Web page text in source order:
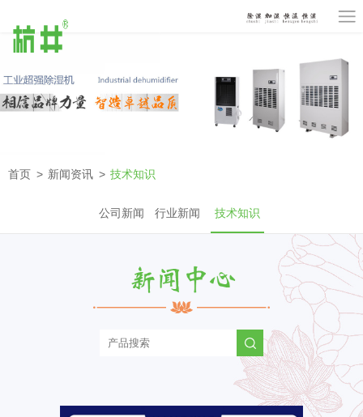
首页 新闻资讯 技术知识
公司新闻 行业新闻 技术知识